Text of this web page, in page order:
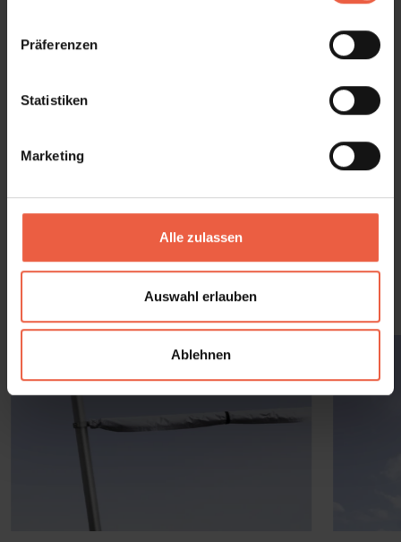
Präferenzen
Statistiken
Marketing
Alle zulassen
Auswahl erlauben
Ablehnen
Details und Varianten
Ausstattungsextras